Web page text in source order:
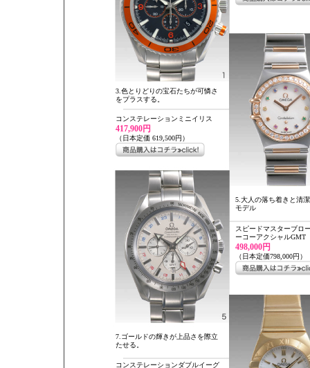
3.色とりどりの宝石たちが可憐さ
をプラスする。
コンステレーションミニイリス
417,900円
（日本定価 619,500円）
7.ゴールドの輝きが上品さを際立
たせる。
コンステレーションダブルイーグ
5.大人の落ち着きと清
モデル
スピードマスターブロ
ーコーアクシャルGMT
498,000円
（日本定価798,000円）